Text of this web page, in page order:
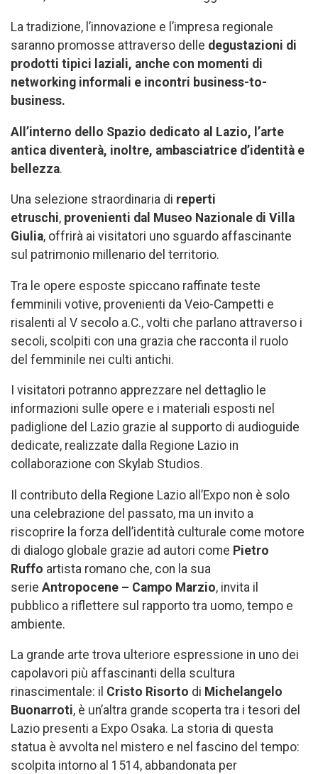
La tradizione, l’innovazione e l’impresa regionale
saranno promosse attraverso delle degustazioni di
prodotti tipici laziali, anche con momenti di
networking informali e incontri business-to-
business.
All’interno dello Spazio dedicato al Lazio, l’arte
antica diventerà, inoltre, ambasciatrice d’identità e
bellezza.
Una selezione straordinaria di reperti
etruschi, provenienti dal Museo Nazionale di Villa
Giulia, offrirà ai visitatori uno sguardo affascinante
sul patrimonio millenario del territorio.
Tra le opere esposte spiccano raffinate teste
femminili votive, provenienti da Veio-Campetti e
risalenti al V secolo a.C., volti che parlano attraverso i
secoli, scolpiti con una grazia che racconta il ruolo
del femminile nei culti antichi.
I visitatori potranno apprezzare nel dettaglio le
informazioni sulle opere e i materiali esposti nel
padiglione del Lazio grazie al supporto di audioguide
dedicate, realizzate dalla Regione Lazio in
collaborazione con Skylab Studios.
Il contributo della Regione Lazio all’Expo non è solo
una celebrazione del passato, ma un invito a
riscoprire la forza dell’identità culturale come motore
di dialogo globale grazie ad autori come Pietro
Ruffo artista romano che, con la sua
serie Antropocene – Campo Marzio, invita il
pubblico a riflettere sul rapporto tra uomo, tempo e
ambiente.
La grande arte trova ulteriore espressione in uno dei
capolavori più affascinanti della scultura
rinascimentale: il Cristo Risorto di Michelangelo
Buonarroti, è un’altra grande scoperta tra i tesori del
Lazio presenti a Expo Osaka. La storia di questa
statua è avvolta nel mistero e nel fascino del tempo:
scolpita intorno al 1514, abbandonata per